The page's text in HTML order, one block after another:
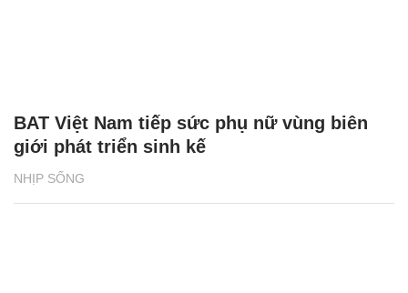
NHỊP SỐNG
BAT Việt Nam tiếp sức phụ nữ vùng biên
giới phát triển sinh kế